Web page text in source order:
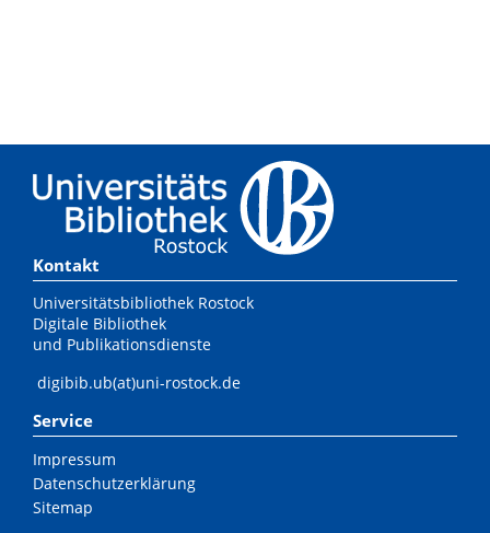
Kontakt
Universitätsbibliothek Rostock
Digitale Bibliothek
und Publikationsdienste
digibib.ub(at)uni-rostock.de
Service
Impressum
Datenschutzerklärung
Sitemap